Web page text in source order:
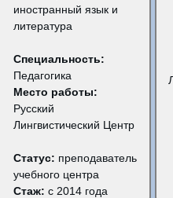
иностранный язык и
литература
Специальность:
Педагогика
Место работы:
Русский
Лингвистический Центр
Статус: преподаватель
учебного центра
Стаж: с 2014 года